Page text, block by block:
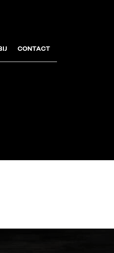
CONTACT